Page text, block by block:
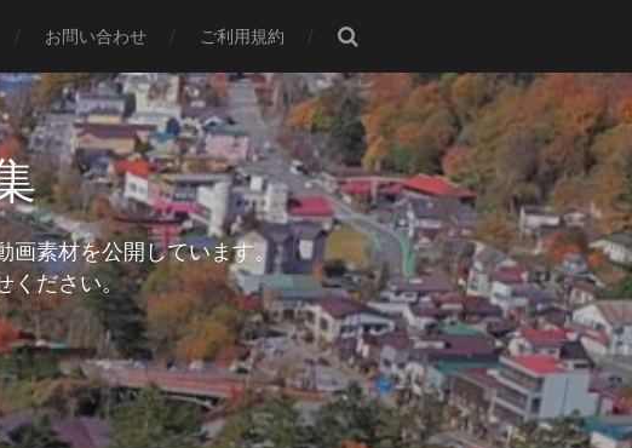
お問い合わせ ご利用規約
画素材を公開しています。